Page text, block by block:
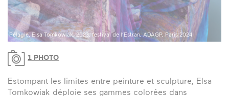
Pélagie, Elsa Tomkowiak, 2023, festival de l’Estran, ADAGP, Paris 2024
1 PHOTO
Estompant les limites entre peinture et sculpture, Elsa
Tomkowiak déploie ses gammes colorées dans